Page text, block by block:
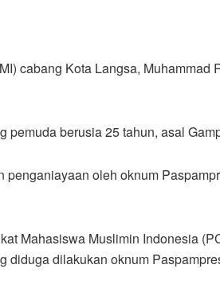
cabang Kota Langsa,
berusia 25 tahun, asal
oleh oknum
Mahasiswa Muslimin Indonesia
diduga dilakukan oknum